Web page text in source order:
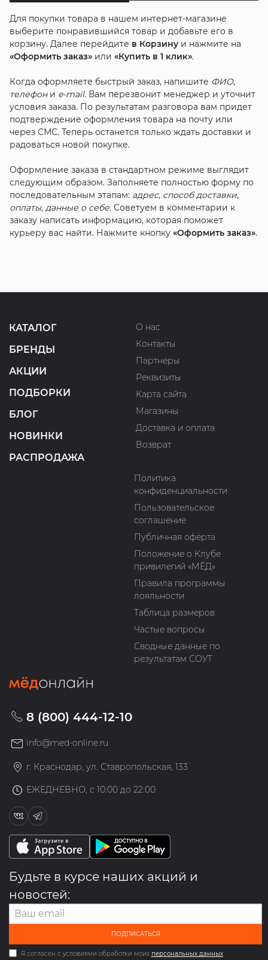
Для покупки товара в нашем интернет-магазине
выберите понравившийся товар и добавьте его в
корзину. Далее перейдите в Корзинуи нажмите на
«Оформить заказ»или «Купить в 1 клик».
Когда оформляете быстрый заказ, напишите ФИО,
телефони e-mail. Вам перезвонит менеджер и уточнит
условия заказа. По результатам разговора вам придет
подтверждение оформления товара на почту или
через СМС. Теперь останется только ждать доставки и
радоваться новой покупке.
Оформление заказа в стандартном режиме выглядит
следующим образом. Заполняете полностью форму по
последовательным этапам: адрес, способ доставки,
оплаты, данные о себе. Советуем в комментарии к
заказу написать информацию, которая поможет
курьеру вас найти. Нажмите кнопку «Оформить заказ».
КАТАЛОГ
БРЕНДЫ
АКЦИИ
ПОДБОРКИ
БЛОГ
НОВИНКИ
РАСПРОДАЖА
О нас
Контакты
Партнеры
Реквизиты
Карта сайта
Магазины
Доставка и оплата
Возврат
Политика
конфиденциальности
Пользовательское
соглашение
Публичная оферта
Положение о Клубе
привилегий «МЁД»
Правила программы
лояльности
Таблица размеров
Частые вопросы
Сводные данные по
результатам СОУТ
8 (800) 444-12-10
info@med-online.ru
г. Краснодар, ул. Ставропольская, 133
ЕЖЕДНЕВНО, с 10:00 до 22:00
Будьте в курсе наших акций и
новостей:
ПОДПИСАТЬСЯ
Я согласен с условиями обработки моих персональных данных